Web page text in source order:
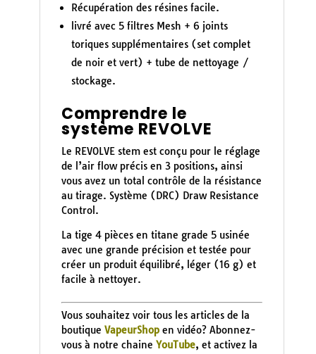
Récupération des résines facile.
livré avec 5 filtres Mesh + 6 joints
toriques supplémentaires (set complet
de noir et vert) + tube de nettoyage /
stockage.
Comprendre le
système REVOLVE
Le REVOLVE stem est conçu pour le réglage
de l’air flow précis en 3 positions, ainsi
vous avez un total contrôle de la résistance
au tirage. Système (DRC) Draw Resistance
Control.
La tige 4 pièces en titane grade 5 usinée
avec une grande précision et testée pour
créer un produit équilibré, léger (16 g) et
facile à nettoyer.
Vous souhaitez voir tous les articles de la
boutique VapeurShopen vidéo? Abonnez-
vous à notre chaine YouTube, et activez la